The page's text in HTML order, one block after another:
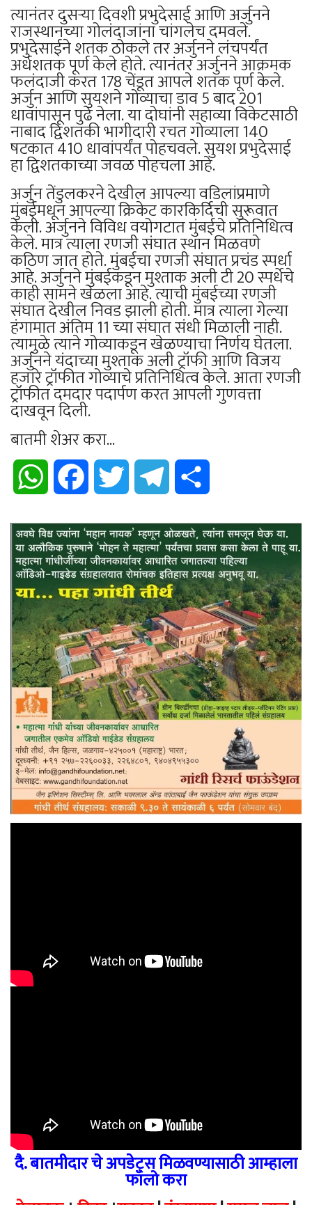
त्यानंतर दुसऱ्या दिवशी प्रभुदेसाई आणि अर्जुनने
राजस्थानच्या गोलंदाजांना चांगलेच दमवले.
प्रभुदेसाईने शतक ठोकले तर अर्जुनने लंचपर्यंत
अर्धशतक पूर्ण केले होते. त्यानंतर अर्जुनने आक्रमक
फलंदाजी करत 178 चेंडूत आपले शतक पूर्ण केले.
अर्जुन आणि सुयशने गोव्याचा डाव 5 बाद 201
धावांपासून पुढे नेला. या दोघांनी सहाव्या विकेटसाठी
नाबाद द्विशतकी भागीदारी रचत गोव्याला 140
षटकात 410 धावांपर्यंत पोहचवले. सुयश प्रभुदेसाई
हा द्विशतकाच्या जवळ पोहचला आहे.
अर्जुन तेंडुलकरने देखील आपल्या वडिलांप्रमाणे
मुंबईमधून आपल्या क्रिकेट कारकिर्दिची सुरूवात
केली. अर्जुनने विविध वयोगटात मुंबईचे प्रतिनिधित्व
केले. मात्र त्याला रणजी संघात स्थान मिळवणे
कठिण जात होते. मुंबईचा रणजी संघात प्रचंड स्पर्धा
आहे. अर्जुनने मुंबईकडून मुश्ताक अली टी 20 स्पर्धेचे
काही सामने खेळला आहे. त्याची मुंबईच्या रणजी
संघात देखील निवड झाली होती. मात्र त्याला गेल्या
हंगामात अंतिम 11 च्या संघात संधी मिळाली नाही.
त्यामुळे त्याने गोव्याकडून खेळण्याचा निर्णय घेतला.
अर्जुनने यंदाच्या मुश्ताक अली ट्रॉफी आणि विजय
हजारे ट्रॉफीत गोव्याचे प्रतिनिधित्व केले. आता रणजी
ट्रॉफीत दमदार पदार्पण करत आपली गुणवत्ता
दाखवून दिली.
बातमी शेअर करा...
WhatsApp Facebook Twitter Telegram
दै. बातमीदार चे अपडेट्स मिळवण्यासाठी आम्हाला
फॉलो करा